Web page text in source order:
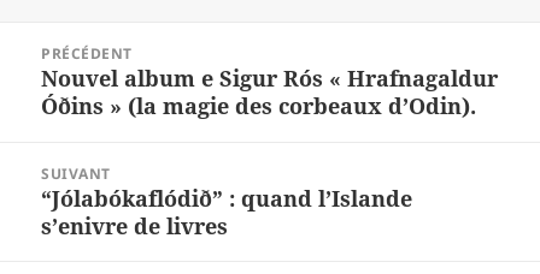
l’article
PRÉCÉDENT
Article
précédent :
Nouvel album e Sigur Rós « Hrafnagald­ur
Óðins » (la magie des corbeaux d’Odin).
SUIVANT
Article
suivant :
“Jólabókaflódið” : quand l’Islande
s’enivre de livres